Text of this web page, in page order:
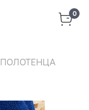
0
ПОЛОТЕНЦА